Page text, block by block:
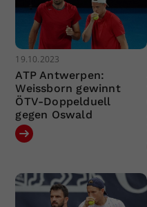
19.10.2023
ATP Antwerpen:
Weissborn gewinnt
ÖTV-Doppelduell
gegen Oswald